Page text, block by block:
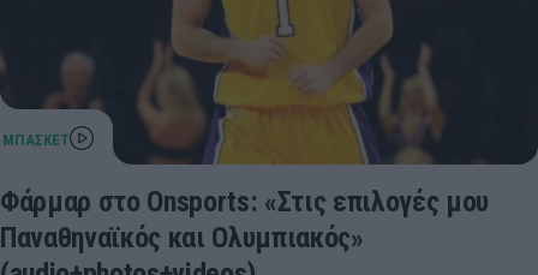
Φάρμαρ στο Onsports: «Στις επιλογές μου
Παναθηναϊκός και Ολυμπιακός»